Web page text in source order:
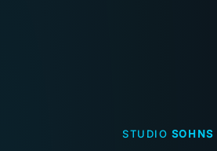
STUDIO SOHNS